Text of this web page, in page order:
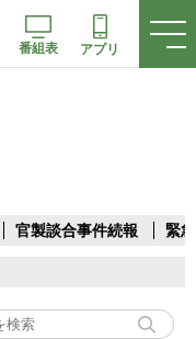
番組表 アプリ
官製談合事件続報 緊